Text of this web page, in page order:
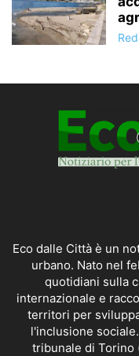
Eco dalle Città è un
urbano. Nato nel
quotidiani sulla
internazionale e
territori per
l'inclusione
tribunale di Torino